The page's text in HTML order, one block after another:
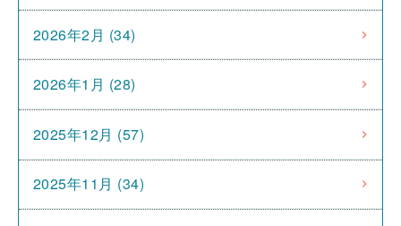
2026年2月 (34)
2026年1月 (28)
2025年12月 (57)
2025年11月 (34)